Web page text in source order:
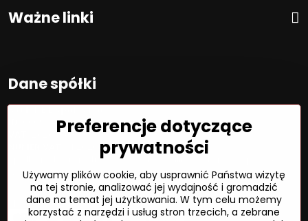
Ważne linki
Dane spółki
00692468
2020450333
SK202045333
Spółka jest zarejestrowana w OR OS Žilina, sekcja Sro, proszę
wstawić numer: 6/L
Sposób płatności
Preferencje dotyczące
prywatności
Używamy plików cookie, aby usprawnić Państwa wizytę
na tej stronie, analizować jej wydajność i gromadzić
dane na temat jej użytkowania. W tym celu możemy
korzystać z narzędzi i usług stron trzecich, a zebrane